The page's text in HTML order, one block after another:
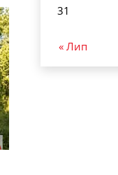
31
« Лип